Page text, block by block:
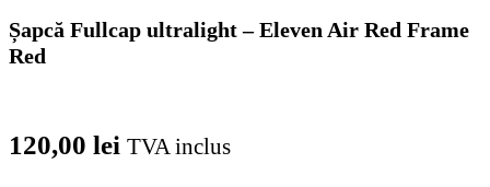
Șapcă Fullcap ultralight – Eleven Air Red Frame
Red
120,00 lei TVA inclus